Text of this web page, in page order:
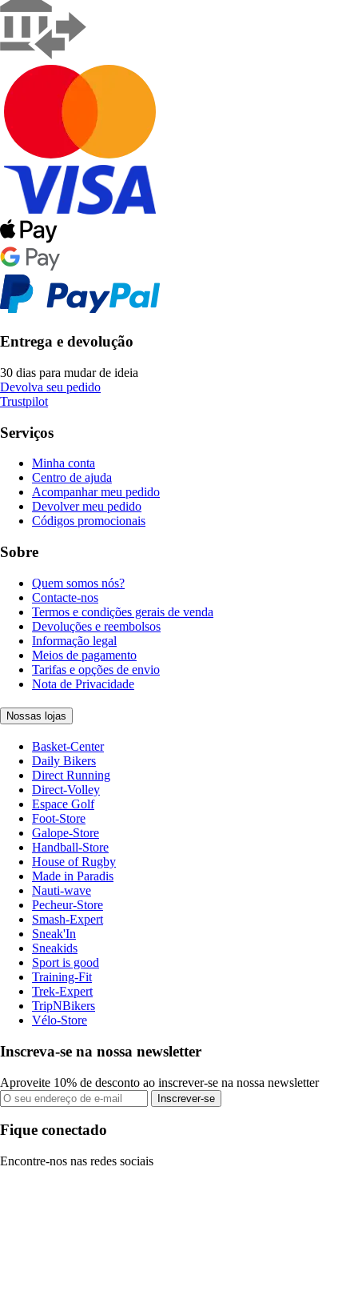
Entrega e devolução
30 dias para mudar de ideia
Devolva seu pedido
Trustpilot
Serviços
Minha conta
Centro de ajuda
Acompanhar meu pedido
Devolver meu pedido
Códigos promocionais
Sobre
Quem somos nós?
Contacte-nos
Termos e condições gerais de venda
Devoluções e reembolsos
Informação legal
Meios de pagamento
Tarifas e opções de envio
Nota de Privacidade
Nossas lojas
Basket-Center
Daily Bikers
Direct Running
Direct-Volley
Espace Golf
Foot-Store
Galope-Store
Handball-Store
House of Rugby
Made in Paradis
Nauti-wave
Pecheur-Store
Smash-Expert
Sneak'In
Sneakids
Sport is good
Training-Fit
Trek-Expert
TripNBikers
Vélo-Store
Inscreva-se na nossa newsletter
Aproveite 10% de desconto ao inscrever-se na nossa newsletter
Inscrever-se
Fique conectado
Encontre-nos nas redes sociais